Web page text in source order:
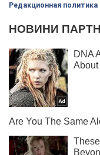
Редакционная политика